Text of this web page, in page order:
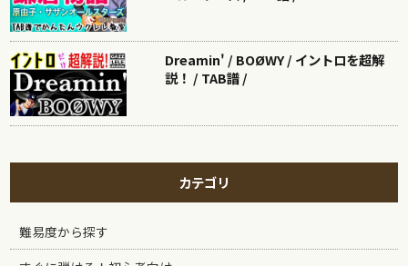
Dreamin' / BOØWY / イントロを超解
説！ / TAB譜 /
カテゴリ
難易度から探す